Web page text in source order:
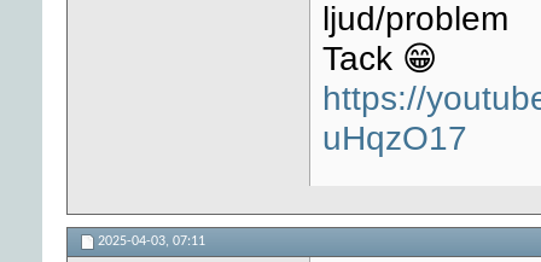
ljud/problem
Tack 😁
https://
uHqzO17
2025-04-03, 07:11